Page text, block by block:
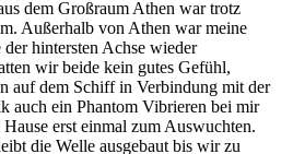
dem Großraum Athen war trotz
Außerhalb von Athen war meine
hintersten Achse wieder
wir beide kein gutes Gefühl,
auf dem Schiff in Verbindung mit der
auch ein Phantom Vibrieren bei mir
erst einmal zum Auswuchten.
die Welle ausgebaut bis wir zu